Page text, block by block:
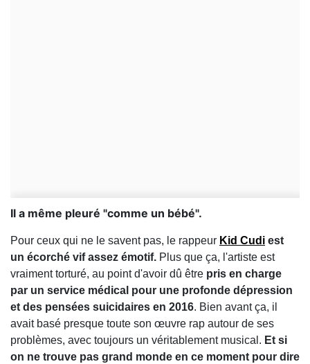
Il a même pleuré "comme un bébé".
Pour ceux qui ne le savent pas, le rappeur Kid Cudi est
un écorché vif assez émotif. Plus que ça, l'artiste est
vraiment torturé, au point d'avoir dû être pris en charge
par un service médical pour une profonde dépression
et des pensées suicidaires en 2016. Bien avant ça, il
avait basé presque toute son œuvre rap autour de ses
problèmes, avec toujours un véritablement musical. Et si
on ne trouve pas grand monde en ce moment pour dire